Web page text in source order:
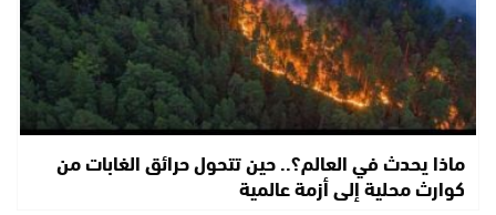
ماذا يحدث في العالم؟.. حين تتحول حرائق الغابات من
كوارث محلية إلى أزمة عالمية